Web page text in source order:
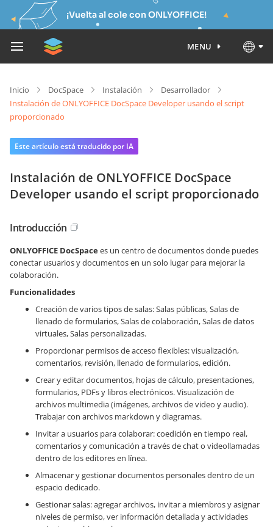
¡Vuelta al cole con ONLYOFFICE!
MENU
Inicio DocSpace Instalación
Desarrollador
Instalación de ONLYOFFICE DocSpace Developer usando el script
proporcionado
Este artículo está traducido por IA
Instalación de ONLYOFFICE DocSpace
Developer usando el script proporcionado
Introducción
ONLYOFFICE DocSpacees un centro de documentos donde puedes
conectar usuarios y documentos en un solo lugar para mejorar la
colaboración.
Funcionalidades
Creación de varios tipos de salas: Salas públicas, Salas de
llenado de formularios, Salas de colaboración, Salas de datos
virtuales, Salas personalizadas.
Proporcionar permisos de acceso flexibles: visualización,
comentarios, revisión, llenado de formularios, edición.
Crear y editar documentos, hojas de cálculo, presentaciones,
formularios, PDFs y libros electrónicos. Visualización de
archivos multimedia (imágenes, archivos de video y audio).
Trabajar con archivos markdown y diagramas.
Invitar a usuarios para colaborar: coedición en tiempo real,
comentarios y comunicación a través de chat o videollamadas
dentro de los editores en línea.
Almacenar y gestionar documentos personales dentro de un
espacio dedicado.
Gestionar salas: agregar archivos, invitar a miembros y asignar
niveles de permiso, ver información detallada y actividades